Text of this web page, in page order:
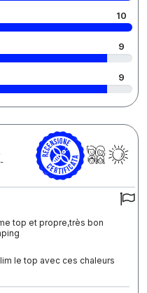
10
9
9
top et propre,très bon
le top avec ces chaleurs